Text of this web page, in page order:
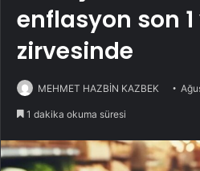
enflasyon son 1
zirvesinde
MEHMET HAZBİN KAZBEK
1 dakika okuma süresi